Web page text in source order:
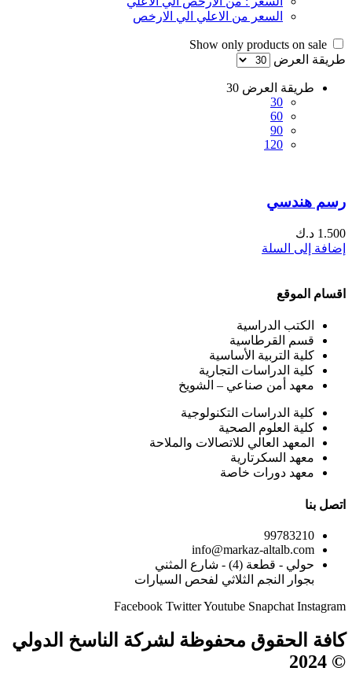
السعر من الاعلي الي الارخص
طريقة العرض
طريقة العرض 30
30
60
90
120
رسم هندسي
1.500 د.ك
إضافة إلى السلة
اقسام الموقع
الكتب الدراسية
قسم القرطاسية
كلية التربية الأساسية
كلية الدراسات التجارية
معهد أمن صناعي – الشويخ
كلية الدراسات التكنولوجية
كلية العلوم الصحية
المعهد العالي للاتصالات والملاحة
معهد السكرتارية
معهد دورات خاصة
اتصل بنا
99783210
info@markaz-altalb.com
حولي - قطعة (4) - شارع المثني
بجوار النجم الثلاثي لفحص السيارات
Facebook TwitterYoutube Snapchat Instagram
كافة الحقوق محفوظة لشركة الناسخ الدولي
© 2024